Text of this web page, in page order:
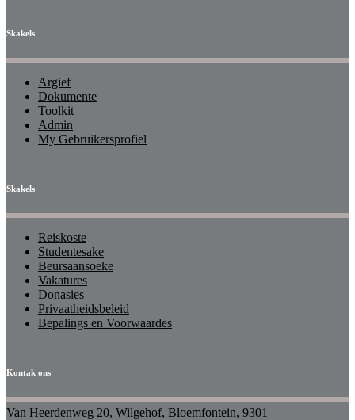
Skakels
Argief
Dokumente
Toolkit
Admin
My Gebruikersprofiel
Skakels
Reiskoste
Studentesake
Beursaansoeke
Vakatures
Donasies
Privaatheidsbeleid
Bepalings en Voorwaardes
Kontak ons
Van Heerdenweg 20, Wilgehof, Bloemfontein, 9301